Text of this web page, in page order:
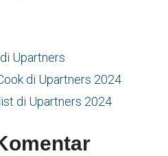
Upartners
di Upartners 2024
di Upartners 2024